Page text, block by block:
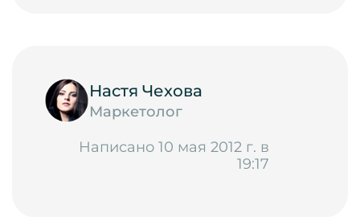
Настя Чехова
Маркетолог
Написано 10 мая 2012 г. в
19:17